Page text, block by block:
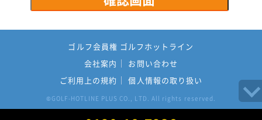
ゴルフ会員権 ゴルフホットライン
会社案内
お問い合わせ
ご利用上の規約
個人情報の取り扱い
© GOLF-HOTLINE PLUS CO., LTD. All rights reserved.